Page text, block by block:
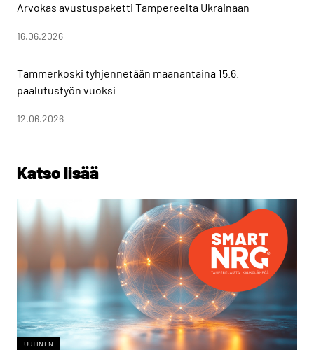
Arvokas avustuspaketti Tampereelta Ukrainaan
16.06.2026
Tammerkoski tyhjennetään maanantaina 15.6.
paalutustyön vuoksi
12.06.2026
Katso lisää
UUTINEN